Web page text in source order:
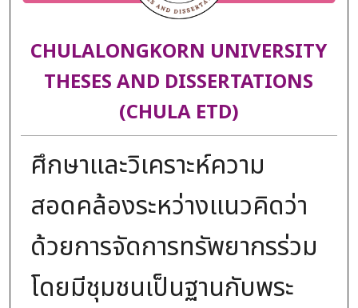
CHULALONGKORN UNIVERSITY
THESES AND DISSERTATIONS
(CHULA ETD)
ศึกษาและวิเคราะห์ความ
สอดคล้องระหว่างแนวคิดว่า
ด้วยการจัดการทรัพยากรร่วม
โดยมีชุมชนเป็นฐานกับพระ